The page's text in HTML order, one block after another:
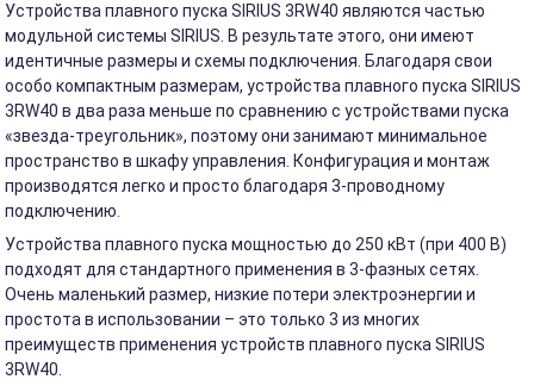
Устройства плавного пуска SIRIUS 3RW40 являются частью
модульной системы SIRIUS. В результате этого, они имеют
идентичные размеры и схемы подключения. Благодаря свои
особо компактным размерам, устройства плавного пуска SIRIUS
3RW40 в два раза меньше по сравнению с устройствами пуска
«звезда-треугольник», поэтому они занимают минимальное
пространство в шкафу управления. Конфигурация и монтаж
производятся легко и просто благодаря 3-проводному
подключению.
Устройства плавного пуска мощностью до 250 кВт (при 400 В)
подходят для стандартного применения в 3-фазных сетях.
Очень маленький размер, низкие потери электроэнергии и
простота в использовании – это только 3 из многих
преимуществ применения устройств плавного пуска SIRIUS
3RW40.